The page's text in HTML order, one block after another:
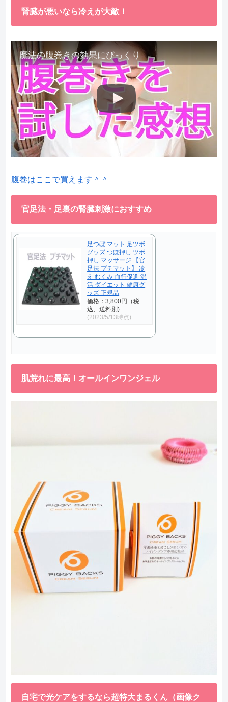
腎臓が悪いなら冷えが大敵！
魔法の腹巻きの効果にびっくり
腹巻はここで買えます＾＾
官足法・足裏の腎臓刺激におすすめ
足つぼ マット 足ツボ
グッズ つぼ押し ツボ
押し マッサージ 【官
足法 プチマット】 冷
え むくみ 血行促進 温
活 ダイエット 健康グ
ッズ 正規品
価格：3,800円（税
込、送料別)
(2023/5/13時点)
肌荒れに最高！オールインワンジェル
自宅で光ケアをするなら超特大まるくん（画像ク